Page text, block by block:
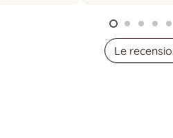
Le